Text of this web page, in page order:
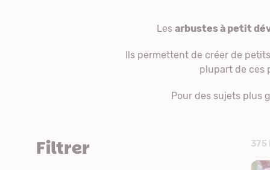
Les arbustes à petit
Ils permettent de créer de
plupart de ces
Pour des sujets plus
Filtrer 375